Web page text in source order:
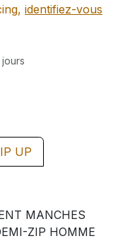
identifiez-vous
UP
MANCHES
ZIP HOMME